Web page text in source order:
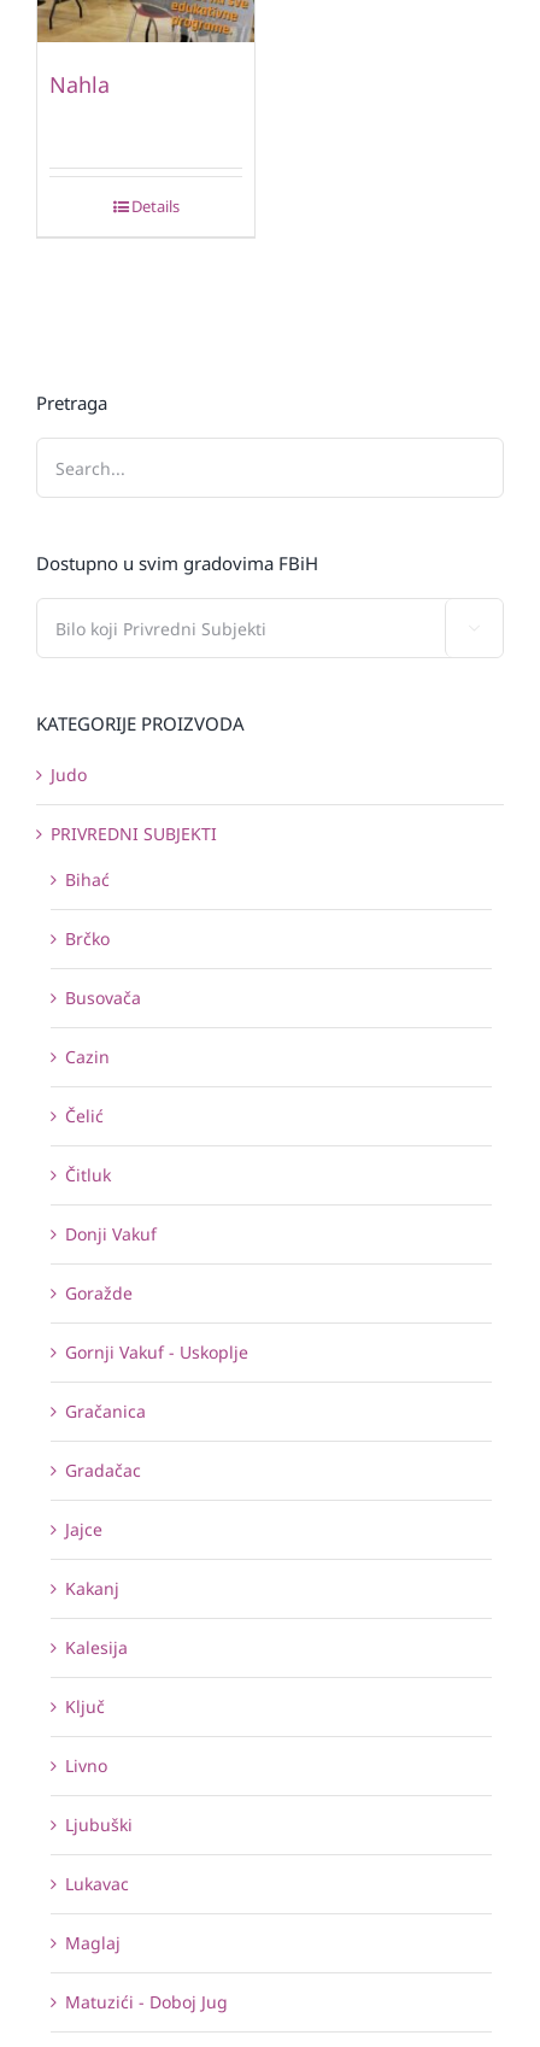
Nahla
Details
Pretraga
Dostupno u svim gradovima FBiH
KATEGORIJE PROIZVODA
Judo
PRIVREDNI SUBJEKTI
Bihać
Brčko
Busovača
Cazin
Čelić
Čitluk
Donji Vakuf
Goražde
Gornji Vakuf - Uskoplje
Gračanica
Gradačac
Jajce
Kakanj
Kalesija
Ključ
Livno
Ljubuški
Lukavac
Maglaj
Matuzići - Doboj Jug